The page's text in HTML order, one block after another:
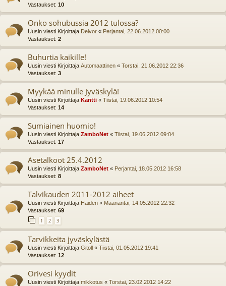
Vastaukset: 10
Onko sohubussia 2012 tulossa?
Uusin viesti Kirjoittaja Delvor « Perjantai, 22.06.2012 00:00
Vastaukset: 2
Buhurtia kaikille!
Uusin viesti Kirjoittaja Automaattinen « Torstai, 21.06.2012 22:36
Vastaukset: 3
Myykää minulle Jyväskylä!
Uusin viesti Kirjoittaja Kantti « Tiistai, 19.06.2012 10:54
Vastaukset: 14
Sumiainen huomio!
Uusin viesti Kirjoittaja ZamboNet « Tiistai, 19.06.2012 09:04
Vastaukset: 17
Asetalkoot 25.4.2012
Uusin viesti Kirjoittaja ZamboNet « Perjantai, 18.05.2012 16:58
Vastaukset: 8
Talvikauden 2011-2012 aiheet
Uusin viesti Kirjoittaja Haiden « Maanantai, 14.05.2012 22:32
Vastaukset: 69
1 2 3
Tarvikkeita jyväskylästä
Uusin viesti Kirjoittaja Gitoll « Tiistai, 01.05.2012 19:41
Vastaukset: 12
Orivesi kyydit
Uusin viesti Kirjoittaja mikkotus « Torstai, 23.02.2012 14:22